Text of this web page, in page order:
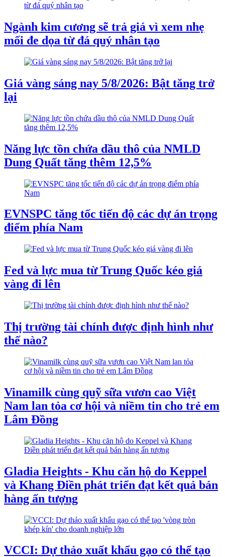
Ngành kim cương sẽ trả giá vì xem nhẹ
mối đe dọa từ đá quý nhân tạo
Giá vàng sáng nay 5/8/2026: Bật tăng trở
lại
Năng lực tồn chứa dầu thô của NMLD
Dung Quất tăng thêm 12,5%
EVNSPC tăng tốc tiến độ các dự án trọng
điểm phía Nam
Fed và lực mua từ Trung Quốc kéo giá
vàng đi lên
Thị trường tài chính được định hình như
thế nào?
Vinamilk cùng quỹ sữa vươn cao Việt
Nam lan tỏa cơ hội và niềm tin cho trẻ em
Lâm Đồng
Gladia Heights - Khu căn hộ do Keppel
và Khang Điền phát triển đạt kết quả bán
hàng ấn tượng
VCCI: Dự thảo xuất khẩu gạo có thể tạo